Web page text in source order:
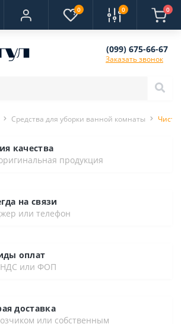
0 0 0
(099) 675-66-67
Заказать звонок
Средства для уборки ванной комнаты
качества
продукция
на связи
или телефон
оплат
или ФОП
доставка
или собственным